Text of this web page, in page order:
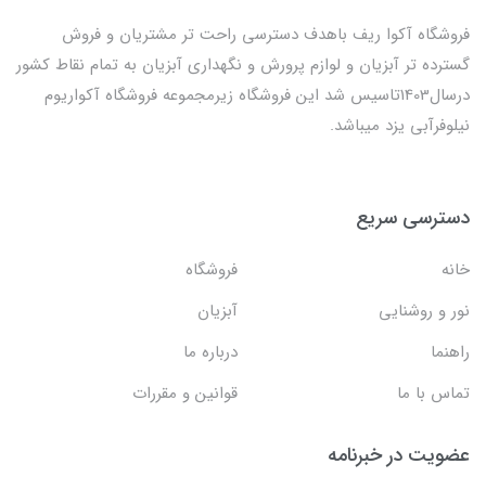
فروشگاه آکوا ریف باهدف دسترسی راحت تر مشتریان و فروش
گسترده تر آبزیان و لوازم پرورش و نگهداری آبزیان به تمام نقاط کشور
درسال1403تاسیس شد این فروشگاه زیرمجموعه فروشگاه آکواریوم
نیلوفرآبی یزد میباشد.
دسترسی سریع
خانه
فروشگاه
نور و روشنایی
آبزیان
راهنما
درباره ما
تماس با ما
قوانین و مقررات
عضویت در خبرنامه